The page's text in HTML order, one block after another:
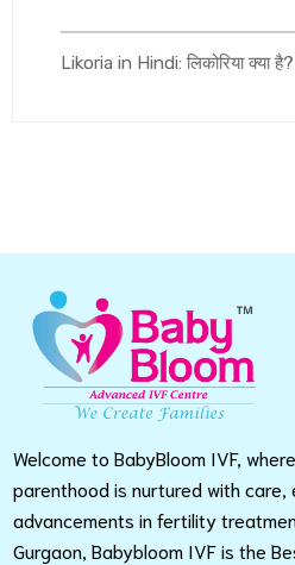
Likoria in Hindi: लिकोरिया क्या
Welcome to BabyBloom IVF,
parenthood is nurtured with
advancements in fertility
Gurgaon, Babybloom IVF is the